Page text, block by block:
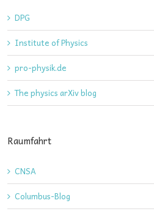
DPG
Institute of Physics
pro-physik.de
The physics arXiv blog
Raumfahrt
CNSA
Columbus-Blog